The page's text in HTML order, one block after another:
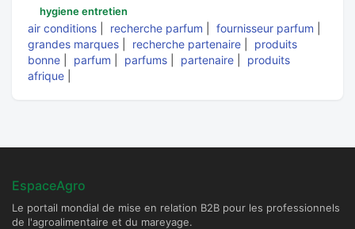
hygiene entretien
air conditions recherche parfum fournisseur parfum
grandes marques
recherche partenaire
produits
bonne
parfum parfums partenaire
produits
afrique
EspaceAgro
Le portail mondial de mise en relation B2B pour les professionnels
de l'agroalimentaire et du mareyage.